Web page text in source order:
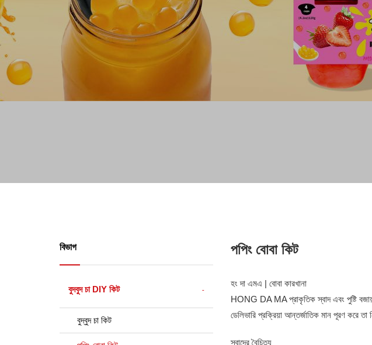
বিভাগ
বুদবুদ চা DIY কিট
বুদ্বুদ চা কিট
পপিং বোবা কিট
হং দা এমএ | বোবা কারখানা
HONG DA MA প্রাকৃতিক স্বাদ এবং পুষ্টি
ডেলিভারি প্রক্রিয়া আন্তর্জাতিক মান পূরণ করে
স্বাদের বৈচিত্র্য